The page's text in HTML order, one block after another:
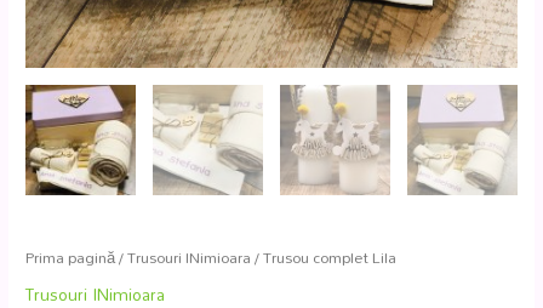
Prima pagină/Trusouri INimioara/ Trusou complet Lila
Trusouri INimioara